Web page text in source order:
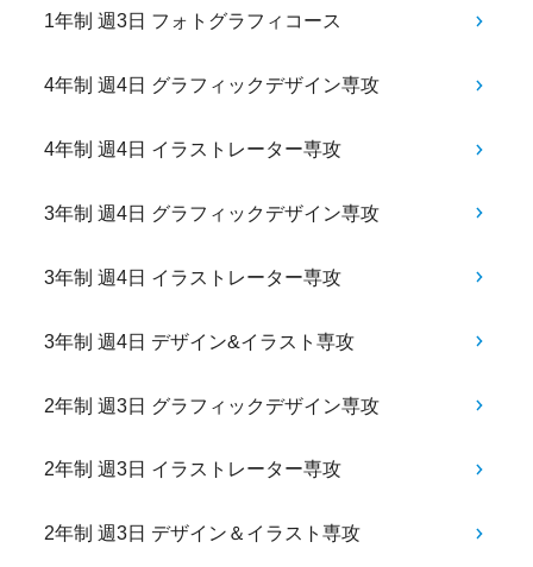
1年制 週3日 フォトグラフィコース
4年制 週4日 グラフィックデザイン専攻
4年制 週4日 イラストレーター専攻
3年制 週4日 グラフィックデザイン専攻
3年制 週4日 イラストレーター専攻
3年制 週4日 デザイン&イラスト専攻
2年制 週3日 グラフィックデザイン専攻
2年制 週3日 イラストレーター専攻
2年制 週3日 デザイン＆イラスト専攻